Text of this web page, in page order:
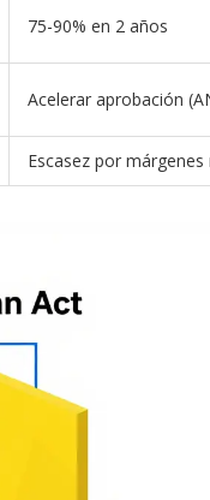
75-90% en 2 años
Acelerar aprobación
Escasez por